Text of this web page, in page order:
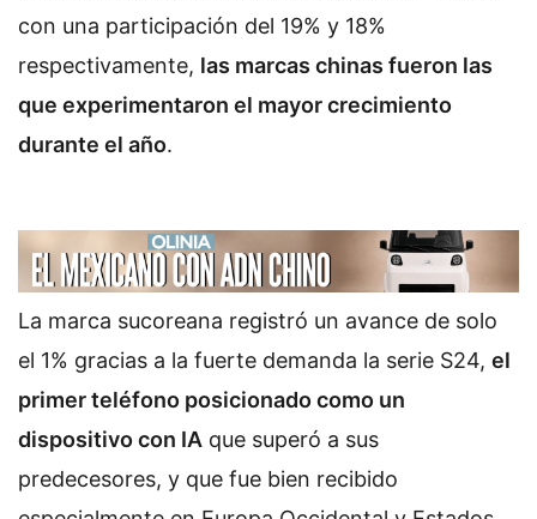
con una participación del 19% y 18%
respectivamente, las marcas chinas fueron las
que experimentaron el mayor crecimiento
durante el año.
La marca sucoreana registró un avance de solo
el 1% gracias a la fuerte demanda la serie S24, el
primer teléfono posicionado como un
dispositivo con IA que superó a sus
predecesores, y que fue bien recibido